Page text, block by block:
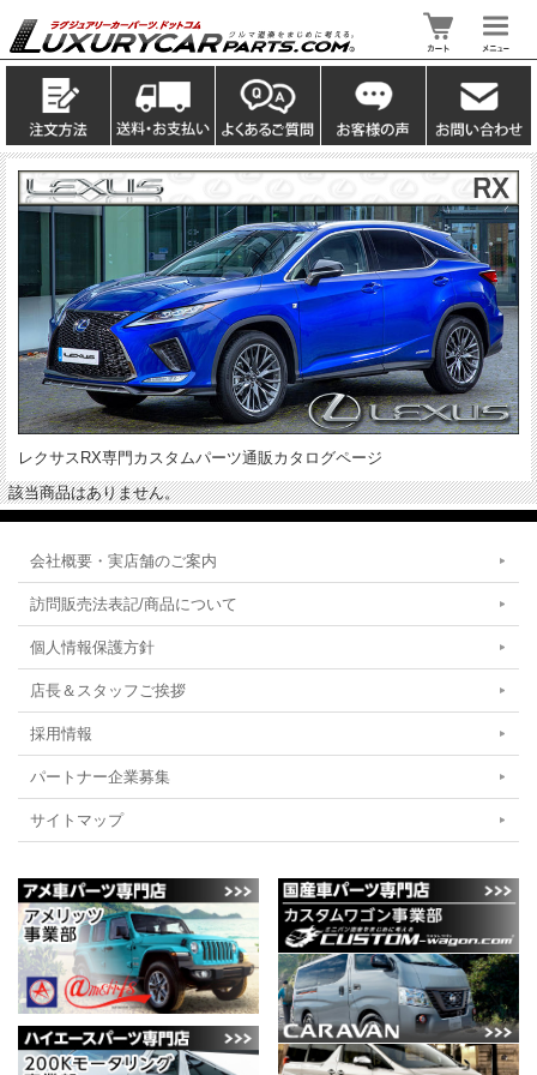
レクサスRX専門カスタムパーツ通販カタログページ
該当商品はありません。
会社概要・実店舗のご案内
訪問販売法表記/商品について
個人情報保護方針
店長＆スタッフご挨拶
採用情報
パートナー企業募集
サイトマップ